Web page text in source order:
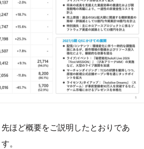
ほど概要をご説明したとおりであ
。